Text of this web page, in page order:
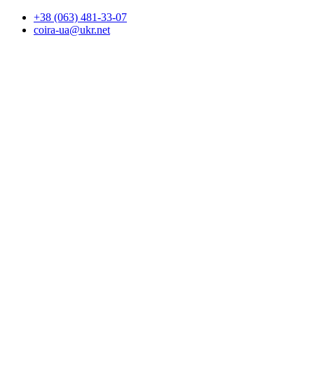
+38 (063) 481-33-07
coira-ua@ukr.net